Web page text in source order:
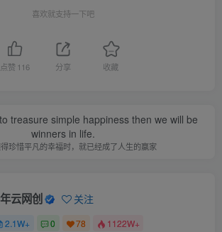
喜欢就支持一下吧
点赞 116 分享 收藏
treasure simple happiness then we will be
winners in life.
珍惜平凡的幸福时，就已经成了人生的赢家
云网创 关注
2.1W+ 0 78 1122W+